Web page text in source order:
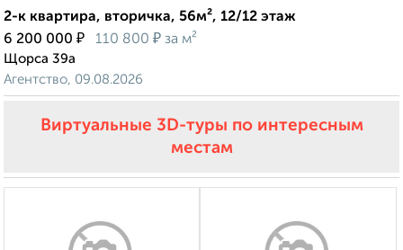
2-к квартира, вторичка, 56м², 12/12 этаж
6 200 000 ₽ 110 800 ₽ за м²
Щорса 39а
Агентство, 09.08.2026
Виртуальные 3D-туры по интересным
местам